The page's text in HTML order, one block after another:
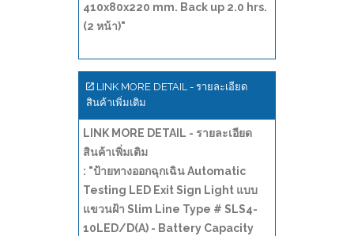
410x80x220 mm. Back up 2.0 hrs.
(2 หน้า)"
LINK MORE DETAIL - รายละเอียด
สินค้าเพิ่มเติม
LINK MORE DETAIL - รายละเอียด
สินค้าเพิ่มเติม
: "ป้ายทางออกฉุกเฉิน Automatic
Testing LED Exit Sign Light แบบ
แขวนฝ้า Slim Line Type # SLS4-
10LED/D(A) - Battery Capacity